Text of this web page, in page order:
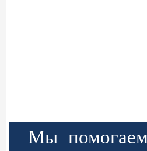
Мы помогаем